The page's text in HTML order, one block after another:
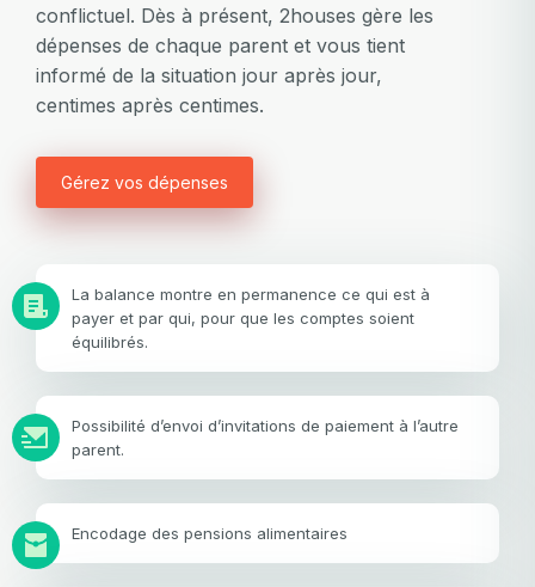
conflictuel. Dès à présent, 2houses gère les
dépenses de chaque parent et vous tient
informé de la situation jour après jour,
centimes après centimes.
Gérez vos dépenses
La balance montre en permanence ce qui est à
payer et par qui, pour que les comptes soient
équilibrés.
Possibilité d’envoi d’invitations de paiement à l’autre
parent.
Encodage des pensions alimentaires